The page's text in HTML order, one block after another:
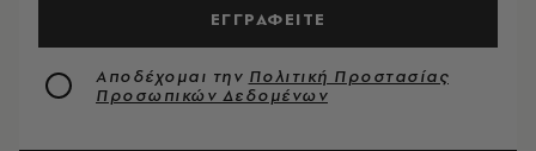
ΕΓΓΡΑΦΕΙΤΕ
Αποδέχομαι την Πολιτική Προστασίας
Προσωπικών Δεδομένων